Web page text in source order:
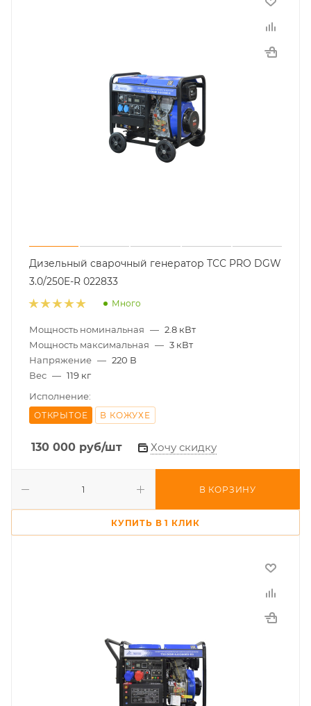
Дизельный сварочный генератор ТСС PRO DGW
3.0/250E-R 022833
Много
Мощность номинальная — 2.8 кВт
Мощность максимальная — 3 кВт
Напряжение — 220 В
Вес — 119 кг
Исполнение:
ОТКРЫТОЕ В КОЖУХЕ
130 000 руб/шт Хочу скидку
В КОРЗИНУ
КУПИТЬ В 1 КЛИК